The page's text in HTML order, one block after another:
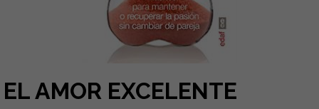
EL AMOR EXCELENTE